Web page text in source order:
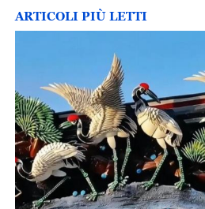
ARTICOLI PIÙ LETTI